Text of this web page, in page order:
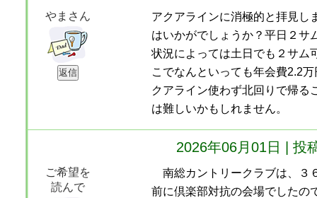
やまさん
アクアラインに消極的と拝見し
はいかがでしょうか？平日２サ
状況によっては土日でも２サム
こでなんといっても年会費2.2
クアライン使わず北回りで帰る
は難しいかもしれません。
2026年06月01日 | 投
ご希望を
読んで
南総カントリークラブは、３
前に倶楽部対抗の会場でしたの